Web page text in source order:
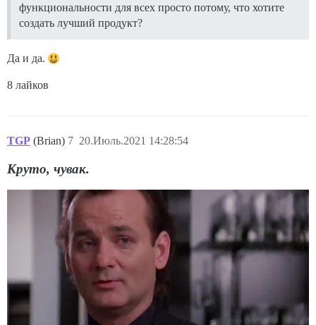
функциональности для всех просто потому, что хотите
создать лучший продукт?
Да и да.
8 лайков
TGP (Brian) 20.Июль.2021 14:28:54
7
Круто, чувак.